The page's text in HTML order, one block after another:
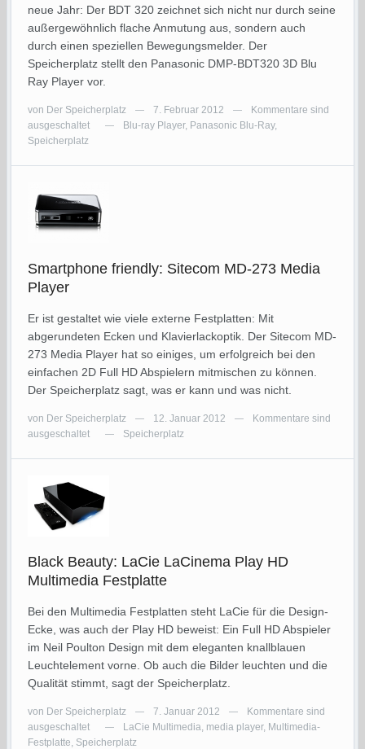
neue Jahr: Der BDT 320 zeichnet sich nicht nur durch seine
außergewöhnlich flache Anmutung aus, sondern auch
durch einen speziellen Bewegungsmelder. Der
Speicherplatz stellt den Panasonic DMP-BDT320 3D Blu
Ray Player vor.
von Der Speicherplatz — 7. Februar 2012 —
Kommentare sind
ausgeschaltet
— Blu-ray Player, Panasonic Blu-Ray,
Speicherplatz
Smartphone friendly: Sitecom MD-273 Media
Player
Er ist gestaltet wie viele externe Festplatten: Mit
abgerundeten Ecken und Klavierlackoptik. Der Sitecom MD-
273 Media Player hat so einiges, um erfolgreich bei den
einfachen 2D Full HD Abspielern mitmischen zu können.
Der Speicherplatz sagt, was er kann und was nicht.
von Der Speicherplatz — 12. Januar 2012 —
Kommentare sind
ausgeschaltet
— Speicherplatz
Black Beauty: LaCie LaCinema Play HD
Multimedia Festplatte
Bei den Multimedia Festplatten steht LaCie für die Design-
Ecke, was auch der Play HD beweist: Ein Full HD Abspieler
im Neil Poulton Design mit dem eleganten knallblauen
Leuchtelement vorne. Ob auch die Bilder leuchten und die
Qualität stimmt, sagt der Speicherplatz.
von Der Speicherplatz — 7. Januar 2012 —
Kommentare sind
ausgeschaltet
— LaCie Multimedia, media player, Multimedia-
Festplatte, Speicherplatz